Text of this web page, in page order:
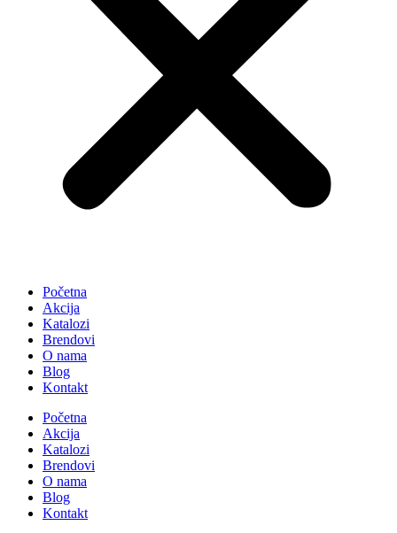
Početna
Akcija
Katalozi
Brendovi
O nama
Blog
Kontakt
Početna
Akcija
Katalozi
Brendovi
O nama
Blog
Kontakt